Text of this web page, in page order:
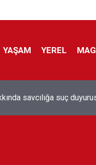
YAŞAM YEREL
savcılığa suç